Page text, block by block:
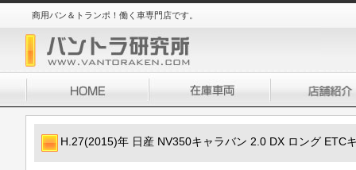
商用バン＆トランポ！働く車専門店です。
H.27(2015)年 日産 NV350キャラバン 2.0 DX ロング ETC